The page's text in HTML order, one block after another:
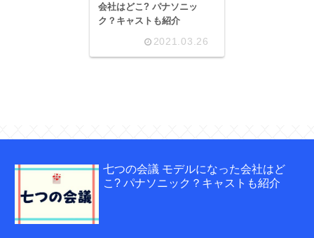
会社はどこ? パナソニッ
ク？キャストも紹介
2021.03.26
七つの会議 モデルになった会社はど
こ? パナソニック？キャストも紹介